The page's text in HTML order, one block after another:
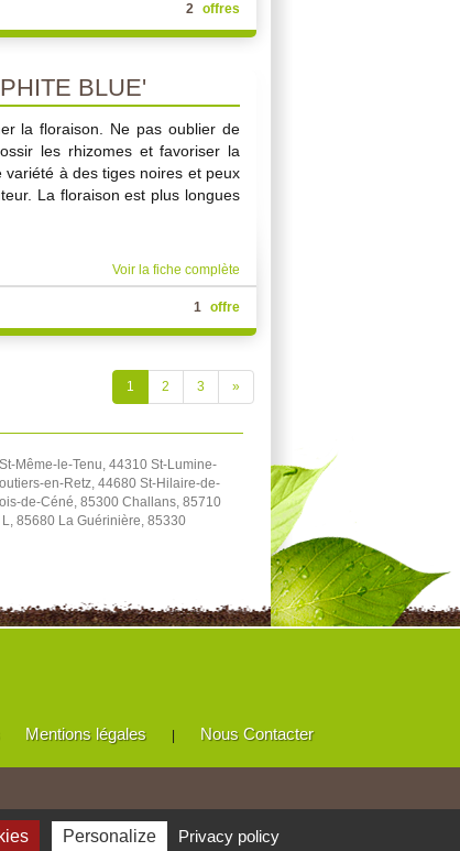
2 offres
BLUE'
la floraison. Ne pas oublier de
les rhizomes et favoriser la
à des tiges noires et peux
La floraison est plus longues
Voir la fiche complète
1 offre
1 2 3 »
Même-le-Tenu, 44310 St-Lumine-
en-Retz, 44680 St-Hilaire-de-
de-Céné, 85300 Challans, 85710
85680 La Guérinière, 85330
Mentions légales Nous Contacter
Personalize Privacy policy